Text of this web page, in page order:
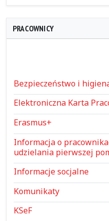
PRACOWNICY
Bezpieczeństwo i
Elektroniczna Karta
Erasmus+
Informacja o
udzielania pierwszej
Informacje socjalne
Komunikaty
KSeF